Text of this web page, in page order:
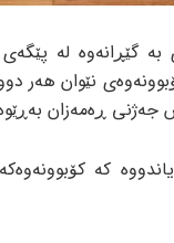
گێڕانەوە لە
نێوان هەر
جەژنی ڕەمەزان
کە